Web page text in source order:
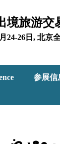
境旅游交
24-26日, 北京
参展信